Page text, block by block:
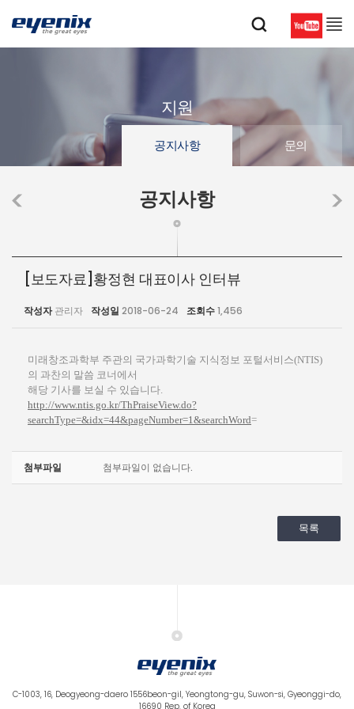
지원
공지사항 문의
공지사항
[보도자료]황정현 대표이사 인터뷰
작성자 관리자 작성일 2018-06-24 조회수1,456
미래창조과학부 주관의 국가과학기술 지식정보 포털서비스(NTIS)
의 과찬의 말씀 코너에서
해당 기사를 보실 수 있습니다.
http://www.ntis.go.kr/ThPraiseView.do?
searchType=&idx=44&pageNumber=1&searchWord=
첨부파일 첨부파일이 없습니다.
목록
C-1003, 16, Deogyeong-daero 1556beon-gil, Yeongtong-gu, Suwon-si, Gyeonggi-do,
16690 Rep. of Korea